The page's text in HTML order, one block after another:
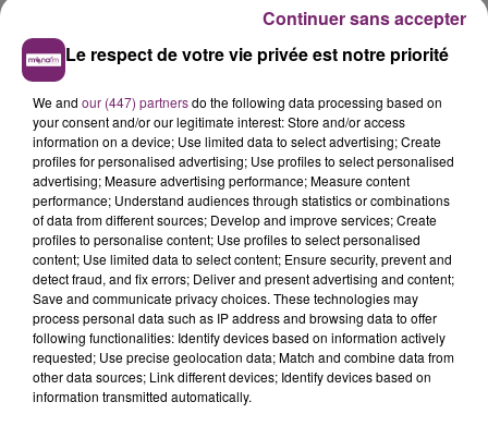
Le respect de votre vie privée est notre priorité
We and our (447) partnersdo the following data processing based on
your consent and/or our legitimate interest: Store and/or access
information on a device; Use limited data to select advertising; Create
profiles for personalised advertising; Use profiles to select personalised
advertising; Measure advertising performance; Measure content
performance; Understand audiences through statistics or combinations
of data from different sources; Develop and improve services; Create
profiles to personalise content; Use profiles to select personalised
content; Use limited data to select content; Ensure security, prevent and
detect fraud, and fix errors; Deliver and present advertising and content;
Save and communicate privacy choices. These technologies may
process personal data such as IP address and browsing data to offer
following functionalities: Identify devices based on information actively
requested; Use precise geolocation data; Match and combine data from
other data sources; Link different devices; Identify devices based on
information transmitted automatically.
Continuer sans accepter